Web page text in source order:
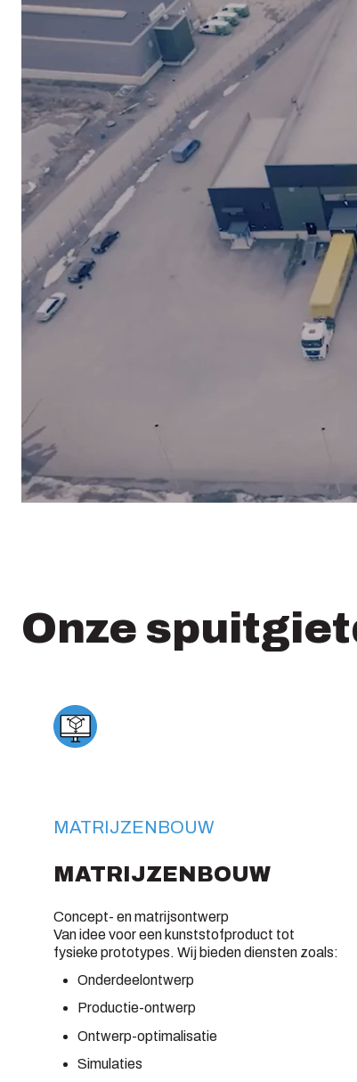
Onze
MATRIJZENBOUW
MATRIJZENBOUW
Concept- en matrijsontwerp
Van idee voor een kunststofproduct tot
fysieke prototypes. Wij bieden diensten zoals:
Onderdeelontwerp
Productie-ontwerp
Ontwerp-optimalisatie
Simulaties